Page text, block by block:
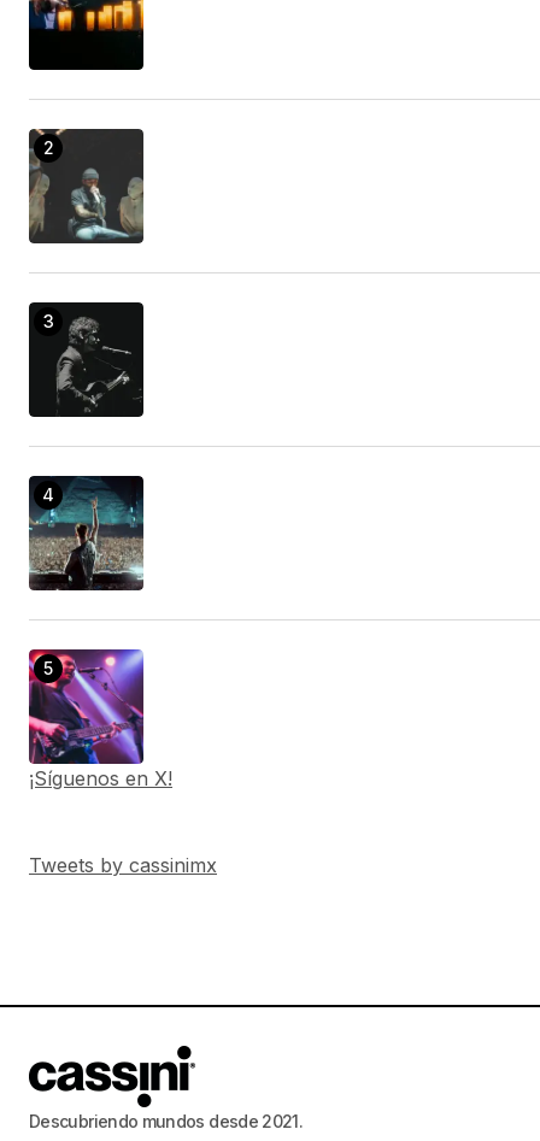
¡Síguenos en X!
Tweets by cassinimx
Descubriendo mundos desde 2021.